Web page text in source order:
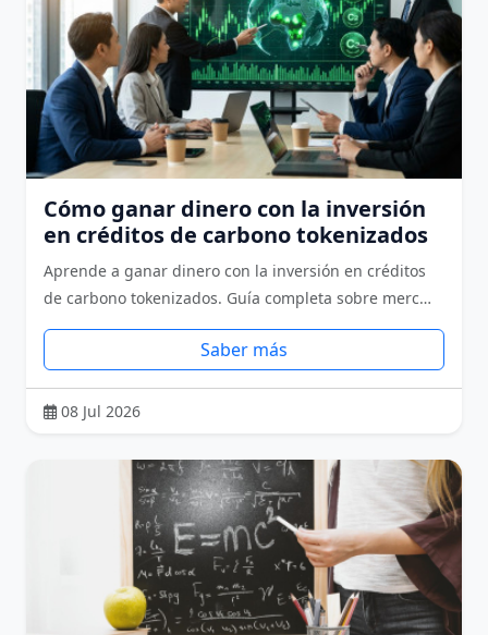
Cómo ganar dinero con la inversión
en créditos de carbono tokenizados
Aprende a ganar dinero con la inversión en créditos
de carbono tokenizados. Guía completa sobre merc…
Saber más
08 Jul 2026